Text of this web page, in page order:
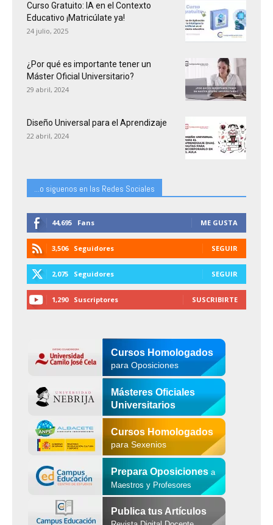
Curso Gratuito: IA en el Contexto
Educativo ¡Matricúlate ya!
24 julio, 2025
¿Por qué es importante tener un
Máster Oficial Universitario?
29 abril, 2024
Diseño Universal para el Aprendizaje
22 abril, 2024
...o siguenos en las Redes Sociales
44,695 Fans ME GUSTA
3,506 Seguidores SEGUIR
2,075 Seguidores SEGUIR
1,290 Suscriptores SUSCRIBIRTE
Cursos Homologados
para Oposiciones
Másteres Oficiales
Universitarios
Cursos Homologados
para Sexenios
Prepara Oposiciones a
Maestros y Profesores
Publica tus Artículos